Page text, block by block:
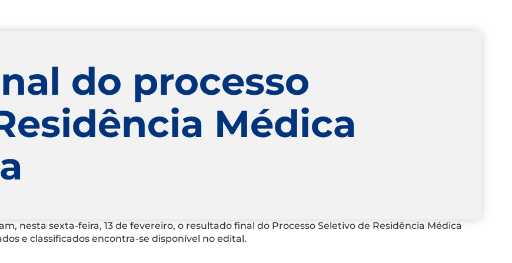
do processo
Médica
nesta sexta-feira, 13 de fevereiro, o resultado final do Processo Seletivo de Residência Médica
e classificados encontra-se disponível no edital.